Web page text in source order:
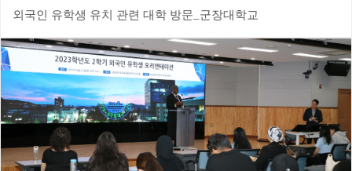
외국인 유학생 유치 관련 대학 방문_군장대학교